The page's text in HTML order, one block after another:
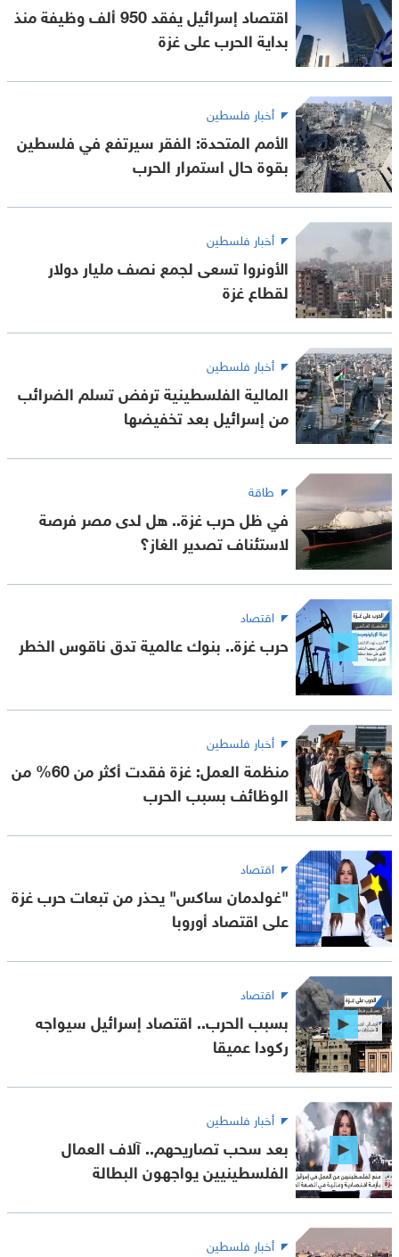
اقتصاد إسرائيل يفقد 950 ألف وظيفة منذ
بداية الحرب على غزة
أخبار فلسطين
الأمم المتحدة: الفقر سيرتفع في فلسطين
بقوة حال استمرار الحرب
أخبار فلسطين
الأونروا تسعى لجمع نصف مليار دولار
لقطاع غزة
أخبار فلسطين
المالية الفلسطينية ترفض تسلم الضرائب
من إسرائيل بعد تخفيضها
طاقة
في ظل حرب غزة.. هل لدى مصر فرصة
لاستئناف تصدير الغاز؟
اقتصاد
حرب غزة.. بنوك عالمية تدق ناقوس الخطر
أخبار فلسطين
منظمة العمل: غزة فقدت أكثر من 60% من
الوظائف بسبب الحرب
اقتصاد
"غولدمان ساكس" يحذر من تبعات حرب غزة
على اقتصاد أوروبا
اقتصاد
بسبب الحرب.. اقتصاد إسرائيل سيواجه
ركودا عميقا
أخبار فلسطين
بعد سحب تصاريحهم.. آلاف العمال
الفلسطينيين يواجهون البطالة
أخبار فلسطين